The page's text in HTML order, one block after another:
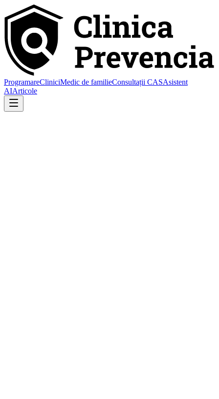
ProgramareCliniciMedic de familieConsultații CASAsistent
AIArticole